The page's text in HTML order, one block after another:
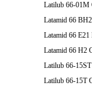
Latilub 66-
Latamid 66
Latamid 66
Latamid 66 H2
Latilub 66-
Latilub 66-15T